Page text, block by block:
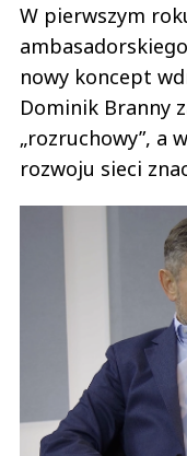
W pierwszym
nowy koncept
Dominik Branny
„rozruchowy”, a
rozwoju sieci